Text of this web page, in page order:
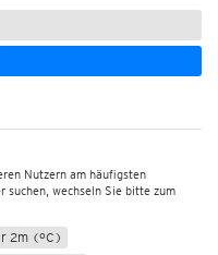
Nutzern am häufigsten
suchen, wechseln Sie bitte zum
2m (°C)